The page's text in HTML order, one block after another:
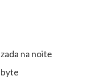
na noite